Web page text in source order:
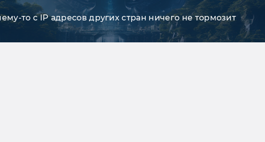
то с IP адресов других стран ничего не тормозит